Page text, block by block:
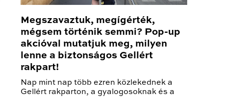
Megszavaztuk, megígérték,
mégsem történik semmi? Pop-up
akcióval mutatjuk meg, milyen
lenne a biztonságos Gellért
rakpart!
Nap mint nap több ezren közlekednek a
Gellért rakparton, a gyalogosoknak és a